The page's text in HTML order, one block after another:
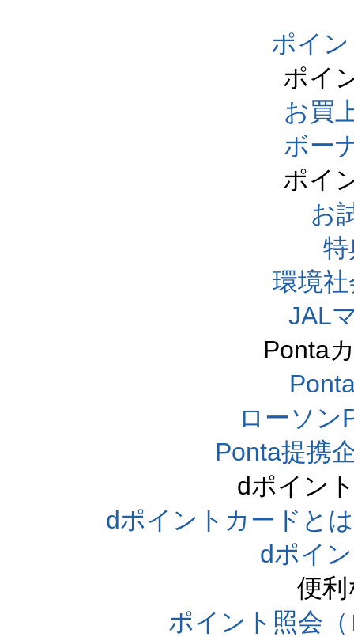
ポイ
ポイ
お買
ボー
ポイ
お
環境
JAL
Ponta
ローソン
Ponta提携
dポイン
dポイントカードと
dポイ
便
ポイント照会